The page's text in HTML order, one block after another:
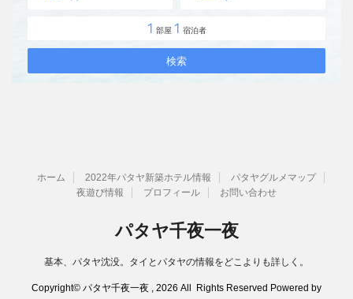
ホーム 2022年パタヤ新築ホテル情報
パタヤグルメマップ
夜遊び情報
プロフィール お問い合わせ
パタヤ千夜一夜
基本、パタヤ沈没。タイとパタヤの情報をどこよりも詳しく。
Copyright© パタヤ千夜一夜 , 2026 All Rights Reserved Powered by